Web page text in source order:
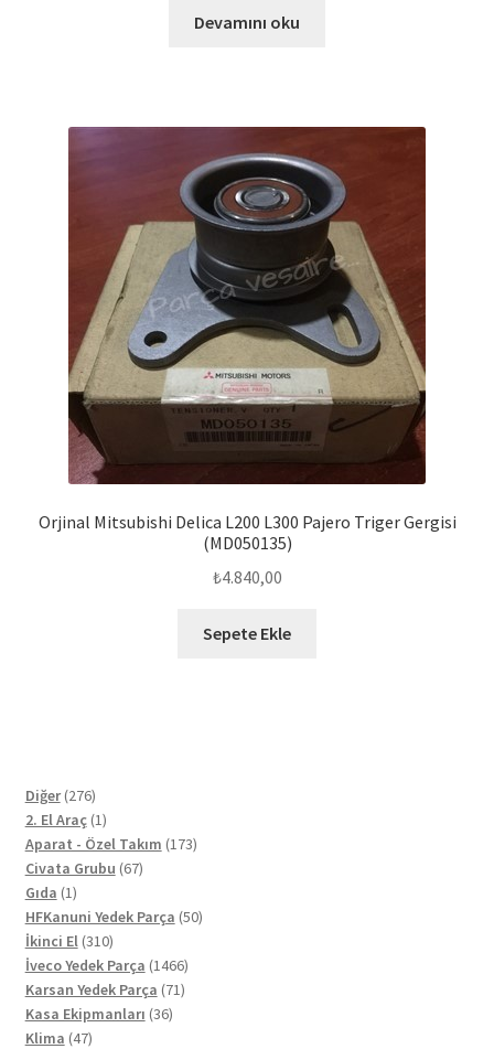
Devamını oku
Orjinal Mitsubishi Delica L200 L300 Pajero Triger Gergisi
(MD050135)
₺4.840,00
Sepete Ekle
Diğer 276276
ürün
2. El Araç 11
ürün
Aparat - Özel Takım 173173
Civata Grubu 6767
Gıda 11
ürün
HFKanuni Yedek Parça 5050
İkinci El 310310
ürün
İveco Yedek Parça 14661466
ürün
Karsan Yedek Parça 7171
Kasa Ekipmanları 3636
Klima 4747